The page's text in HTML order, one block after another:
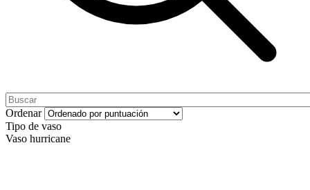
Ordenar
Tipo de vaso
Vaso hurricane